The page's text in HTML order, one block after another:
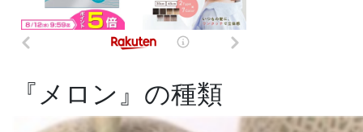
『メロン』の種類